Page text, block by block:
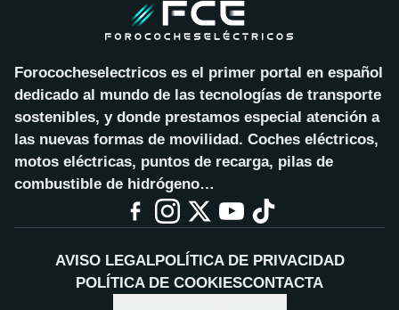
Forococheselectricos es el primer portal en español
dedicado al mundo de las tecnologías de transporte
sostenibles, y donde prestamos especial atención a
las nuevas formas de movilidad. Coches eléctricos,
motos eléctricas, puntos de recarga, pilas de
combustible de hidrógeno…
AVISO LEGALPOLÍTICA DE PRIVACIDAD
POLÍTICA DE COOKIESCONTACTA